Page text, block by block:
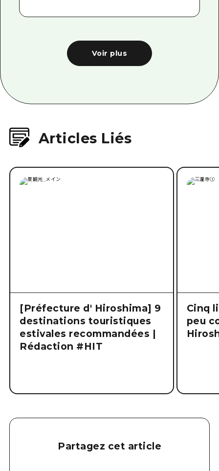
Voir plus
Articles Liés
[Préfecture d' Hiroshima] 9
destinations touristiques
estivales recommandées |
Rédaction #HIT
Cinq
peu
Partagez cet article